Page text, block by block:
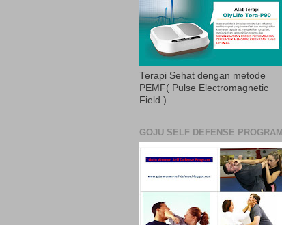
Terapi Sehat dengan metode
PEMF( Pulse Electromagnetic
Field )
GOJU SELF DEFENSE PROGRAM